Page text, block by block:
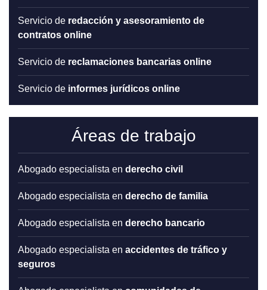
servicio de redacción y asesoramiento de
contratos online
servicio de reclamaciones bancarias online
servicio de informes jurídicos online
Áreas de trabajo
abogado especialista en derecho civil
abogado especialista en derecho de familia
abogado especialista en derecho bancario
abogado especialista en accidentes de tráfico y
seguros